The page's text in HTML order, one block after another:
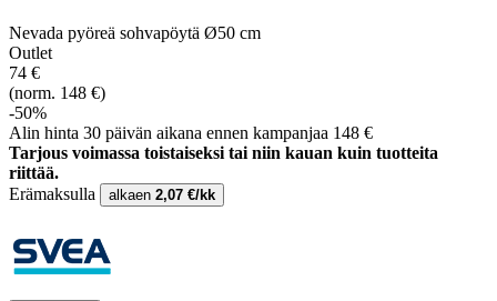
Nevada pyöreä sohvapöytä Ø50 cm
Outlet
74 €
(norm. 148 €)
-50%
Alin hinta 30 päivän aikana ennen kampanjaa 148 €
Tarjous voimassa toistaiseksi tai niin kauan kuin tuotteita
riittää.
Erämaksulla
alkaen 2,07 €/kk